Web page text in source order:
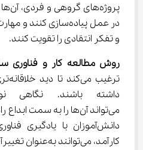
و تفکر انتقادی را تقویت کنند.
روش مطالعه کار و فناوری
کارآمد،